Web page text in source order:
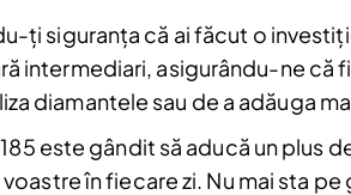
ți siguranța că ai făcut o
intermediari, asigurându-ne
diamantele sau de a adăuga
este gândit să aducă un plus
în fiecare zi. Nu mai sta